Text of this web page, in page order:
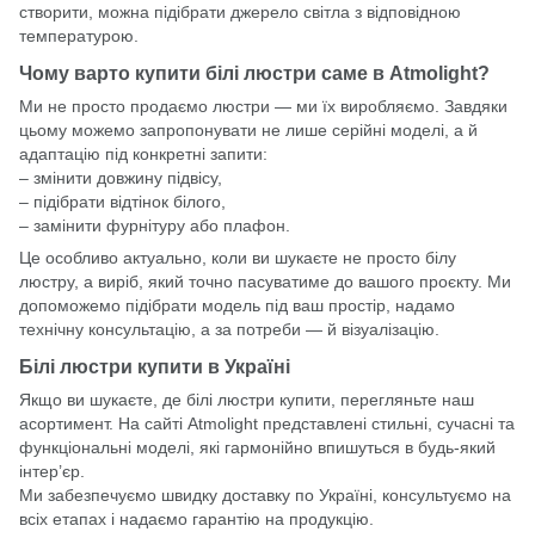
створити, можна підібрати джерело світла з відповідною
температурою.
Чому варто купити білі люстри саме в Atmolight?
Ми не просто продаємо люстри — ми їх виробляємо. Завдяки
цьому можемо запропонувати не лише серійні моделі, а й
адаптацію під конкретні запити:
– змінити довжину підвісу,
– підібрати відтінок білого,
– замінити фурнітуру або плафон.
Це особливо актуально, коли ви шукаєте не просто білу
люстру, а виріб, який точно пасуватиме до вашого проєкту. Ми
допоможемо підібрати модель під ваш простір, надамо
технічну консультацію, а за потреби — й візуалізацію.
Білі люстри купити в Україні
Якщо ви шукаєте, де білі люстри купити, перегляньте наш
асортимент. На сайті Atmolight представлені стильні, сучасні та
функціональні моделі, які гармонійно впишуться в будь-який
інтер’єр.
Ми забезпечуємо швидку доставку по Україні, консультуємо на
всіх етапах і надаємо гарантію на продукцію.